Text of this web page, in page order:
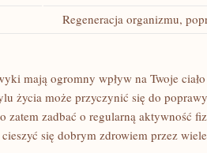
Regeneracja organizmu,
mają ⁤ogromny wpływ na ​Twoje
‍życia może przyczynić się do
zatem zadbać o regularną aktywność
się dobrym zdrowiem przez